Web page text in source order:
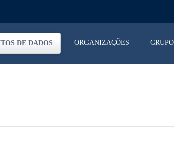
DE DADOS ORGANIZAÇÕES